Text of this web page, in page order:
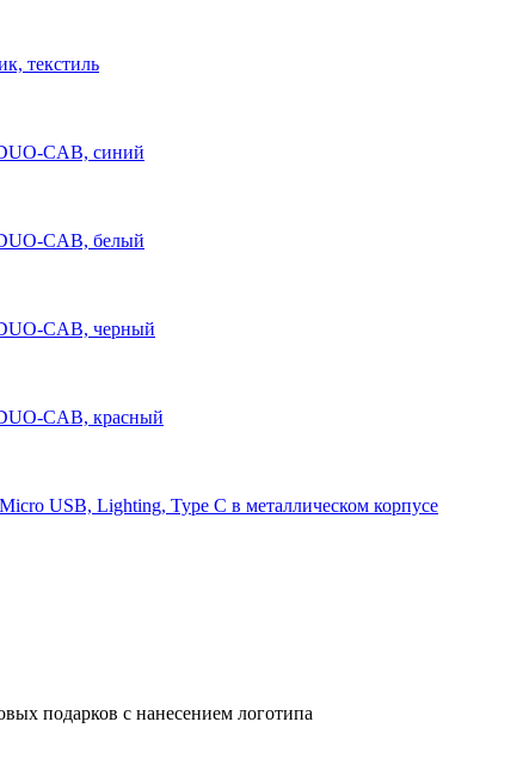
текстиль
CAB, синий
CAB, белый
CAB, черный
CAB, красный
USB, Lighting, Type C в металлическом корпусе
подарков с нанесением логотипа